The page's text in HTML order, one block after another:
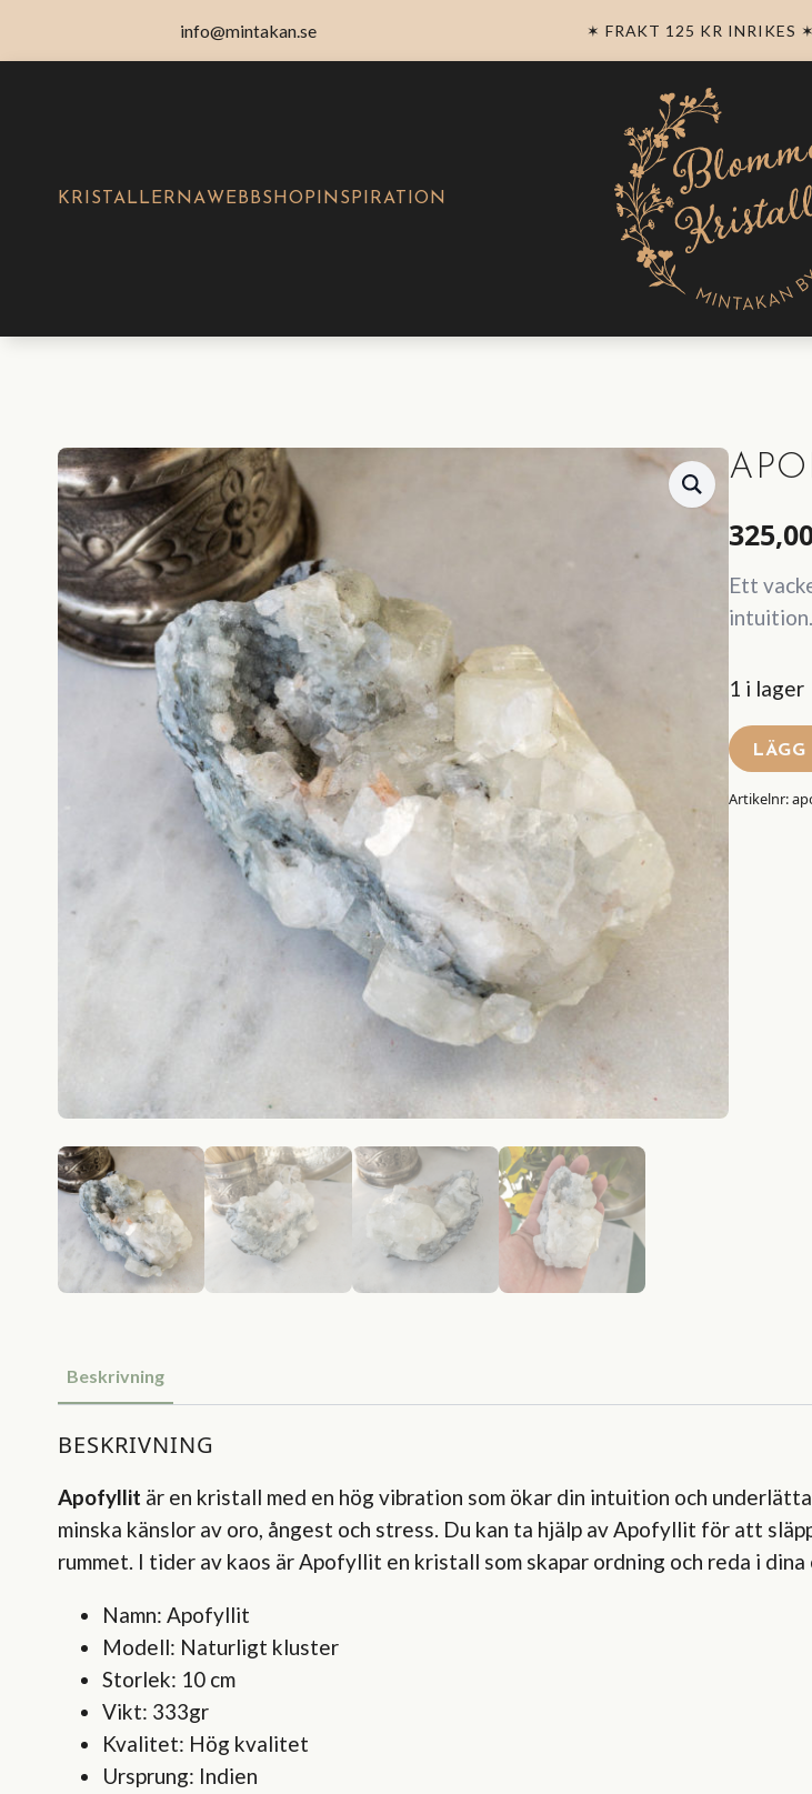
info@mintakan.se ✶ FRAKT 125 KR INRIKES ✶
KRISTALLERNAWEBBSHOP INSPIRATION
Ett
intuition.
1 i lager
Artikelnr:
Beskrivning
BESKRIVNING
Apofyllit är en kristall med en hög vibration som ökar din intuition och
minska känslor av oro, ångest och stress. Du kan ta hjälp av Apofyllit för att
rummet. I tider av kaos är Apofyllit en kristall som skapar ordning och reda i dina
Namn: Apofyllit
Modell: Naturligt kluster
Storlek: 10 cm
Vikt: 333gr
Kvalitet: Hög kvalitet
Ursprung: Indien